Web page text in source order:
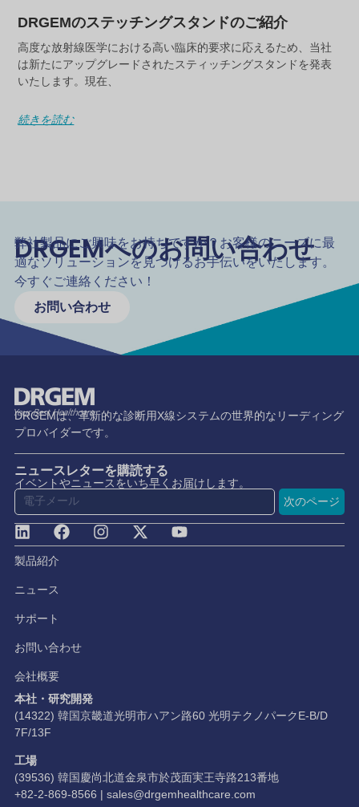
DRGEMのステッチングスタンドのご紹介
高度な放射線医学における高い臨床的要求に応えるため、当社
は新たにアップグレードされたスティッチングスタンドを発表
いたします。現在、
続きを読む
DRGEMへのお問い合わせ
弊社製品にご興味をお持ちですか？お客様のニーズに最
適なソリューションを見つけるお手伝いをいたします。
今すぐご連絡ください！
お問い合わせ
DRGEMは、革新的な診断用X線システムの世界的なリーディング
プロバイダーです。
ニュースレターを購読する
イベントやニュースをいち早くお届けします。
次のページ
製品紹介
ニュース
サポート
お問い合わせ
会社概要
本社・研究開発
(14322) 韓国京畿道光明市ハアン路60 光明テクノパークE-B/D
7F/13F
工場
(39536) 韓国慶尚北道金泉市於茂面実王寺路213番地
+82-2-869-8566 | sales@drgemhealthcare.com